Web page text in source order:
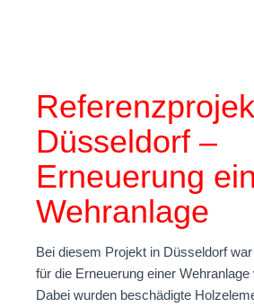
Düsseldorf –
Erneuerung
Wehranlage
Bei diesem Projekt in Düsseldorf
für die Erneuerung einer
Dabei wurden beschädigte